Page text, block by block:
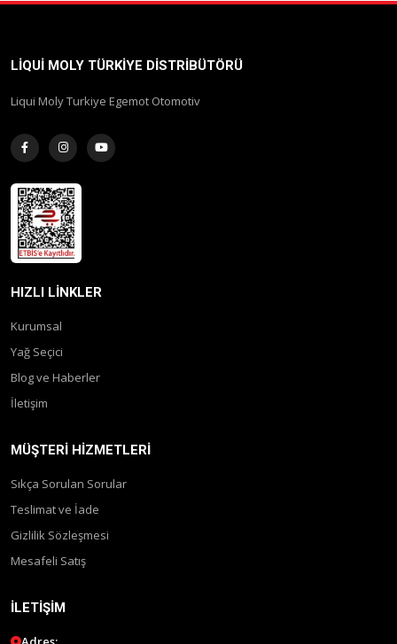
LIQUI MOLY TÜRKIYE DISTRIBÜTÖRÜ
Liqui Moly Turkiye Egemot Otomotiv
HIZLI LINKLER
Kurumsal
Yağ Seçici
Blog ve Haberler
İletişim
MÜŞTERI HIZMETLERI
Sıkça Sorulan Sorular
Teslimat ve İade
Gizlilik Sözleşmesi
Mesafeli Satış
İLETIŞIM